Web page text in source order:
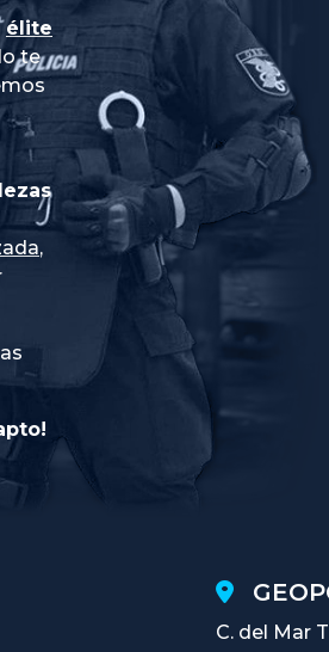
élite
te
,
C. del Mar